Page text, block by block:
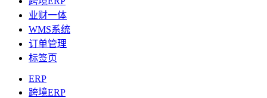
业财一体
WMS系统
订单管理
标签页
ERP
跨境ERP